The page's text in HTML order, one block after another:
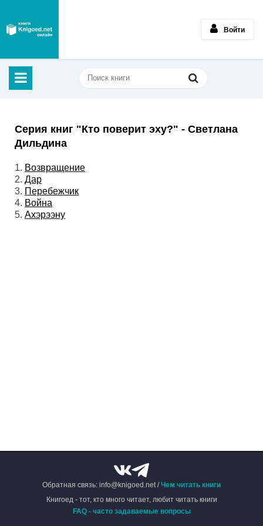
Войти
Серия книг "Кто поверит эху?" - Светлана
Дильдина
1. Возвращение
2. Дар
3. Перебежчик
4. Война
5. Ахэрээну
Обратная связь: info@knigoed.net /Чем читать книги
Книгоед - тот, кто много читает, любит читать книги
FAQ - часто задаваемые вопросы